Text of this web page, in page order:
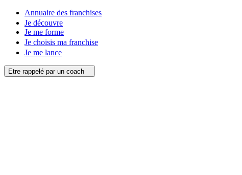
Annuaire des franchises
Je découvre
Je me forme
Je choisis ma franchise
Je me lance
Etre rappelé par un coach